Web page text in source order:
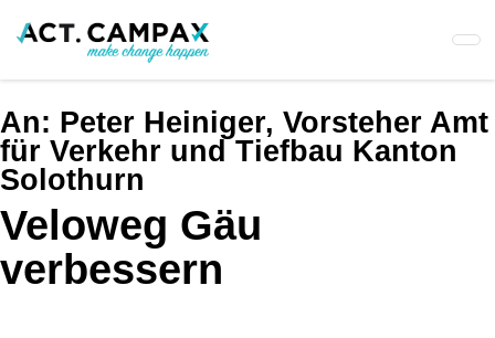
An: Peter Heiniger, Vorsteher Amt
für Verkehr und Tiefbau Kanton
Solothurn
Veloweg Gäu
verbessern